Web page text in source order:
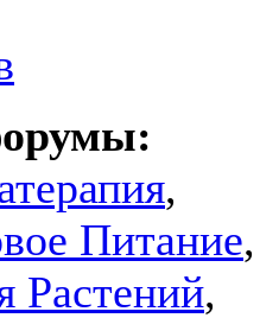
,
Питание,
Растений,